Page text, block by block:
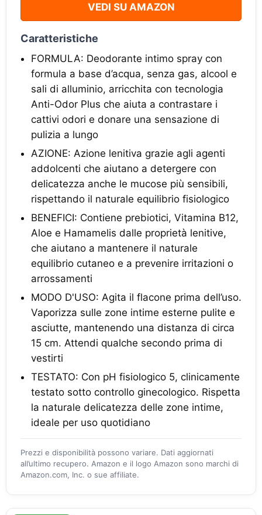
VEDI SU AMAZON
Caratteristiche
FORMULA: Deodorante intimo spray con
formula a base d’acqua, senza gas, alcool e
sali di alluminio, arricchita con tecnologia
Anti-Odor Plus che aiuta a contrastare i
cattivi odori e donare una sensazione di
pulizia a lungo
AZIONE: Azione lenitiva grazie agli agenti
addolcenti che aiutano a detergere con
delicatezza anche le mucose più sensibili,
rispettando il naturale equilibrio fisiologico
BENEFICI: Contiene prebiotici, Vitamina B12,
Aloe e Hamamelis dalle proprietà lenitive,
che aiutano a mantenere il naturale
equilibrio cutaneo e a prevenire irritazioni o
arrossamenti
MODO D'USO: Agita il flacone prima dell’uso.
Vaporizza sulle zone intime esterne pulite e
asciutte, mantenendo una distanza di circa
15 cm. Attendi qualche secondo prima di
vestirti
TESTATO: Con pH fisiologico 5, clinicamente
testato sotto controllo ginecologico. Rispetta
la naturale delicatezza delle zone intime,
ideale per uso quotidiano
Prezzi e disponibilità possono variare. Dati aggiornati
all’ultimo recupero. Amazon e il logo Amazon sono marchi di
Amazon.com, Inc. o sue affiliate.